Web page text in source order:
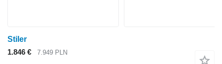
Stiler
1.846 €
7.949 PLN